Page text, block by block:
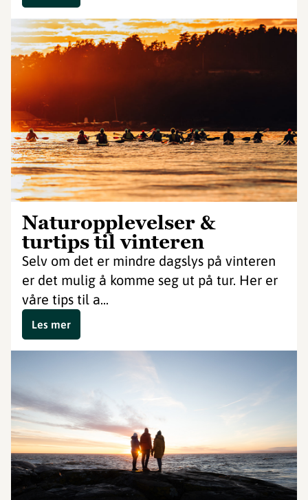
Naturopplevelser &
turtips til vinteren
Selv om det er mindre dagslys på vinteren
er det mulig å komme seg ut på tur. Her er
våre tips til a...
Les mer